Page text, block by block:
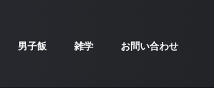
男子飯 雑学 お問い合わせ